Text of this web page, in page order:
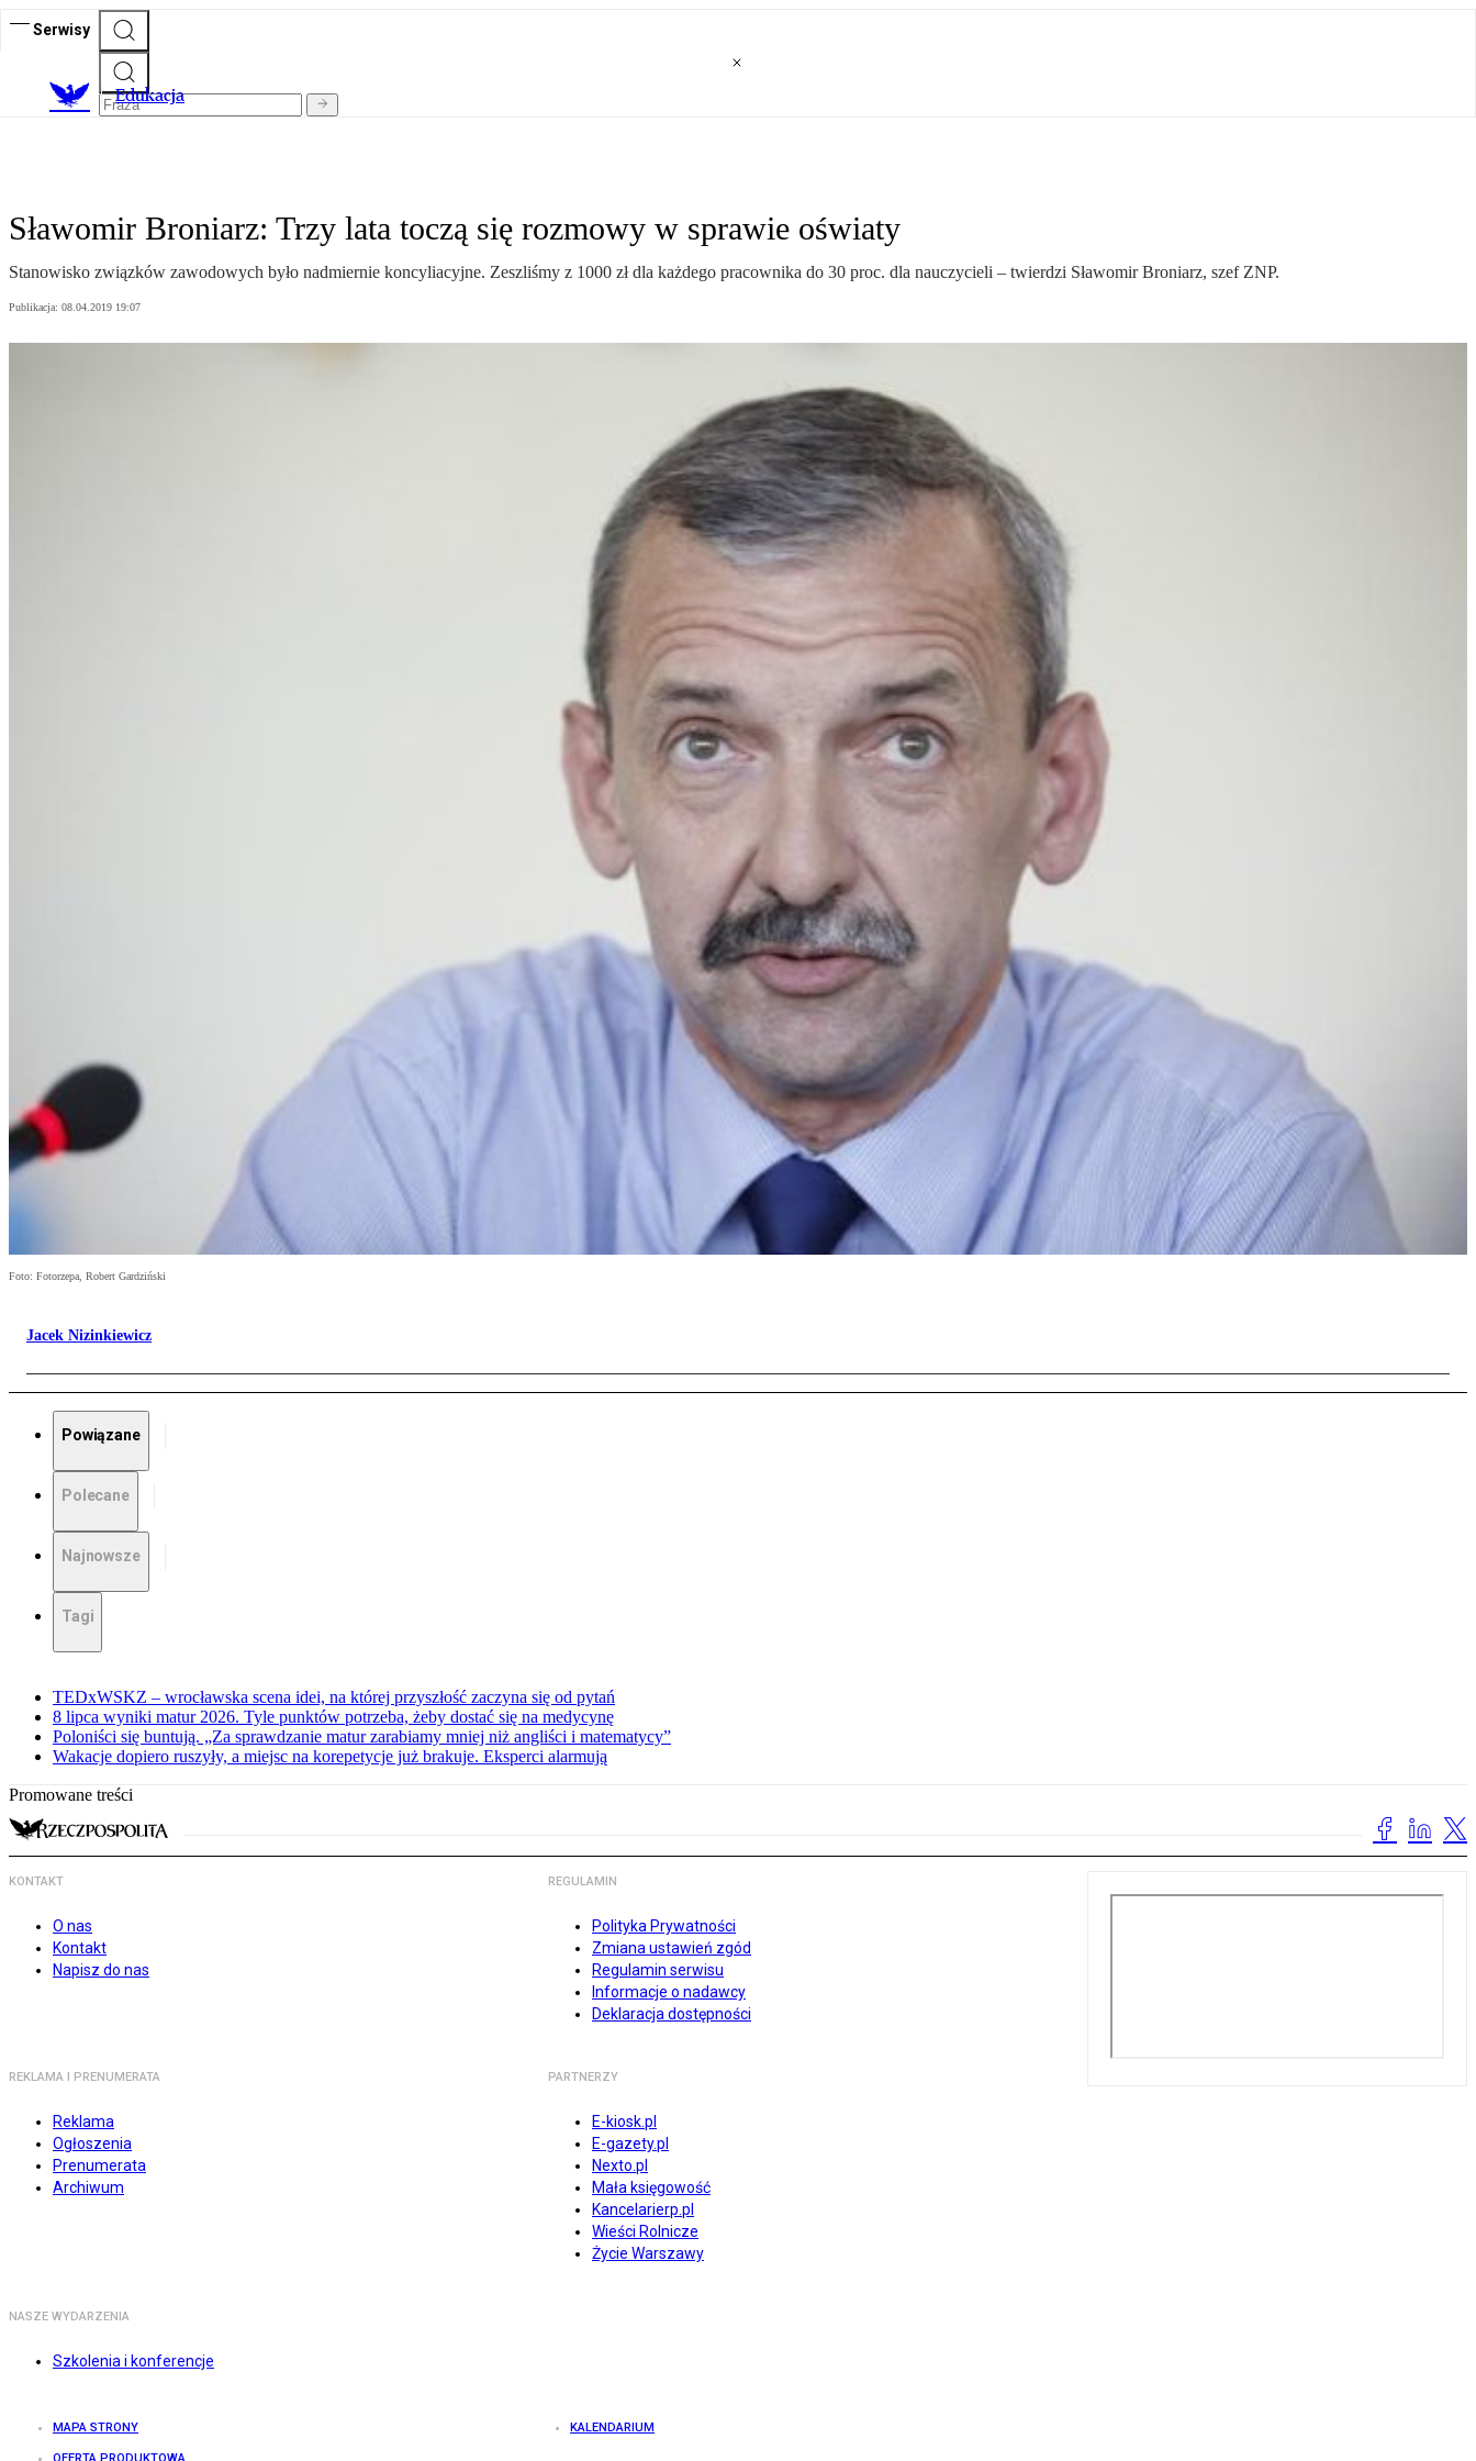
Serwisy
Edukacja
Sławomir Broniarz: Trzy lata toczą się rozmowy w sprawie oświaty
Stanowisko związków zawodowych było nadmiernie koncyliacyjne. Zeszliśmy z 1000 zł dla każdego pracownika do 30 proc. dla nauczycieli – twierdzi Sławomir Broniarz, szef ZNP.
Publikacja: 08.04.2019 19:07
Foto: Fotorzepa, Robert Gardziński
Jacek Nizinkiewicz
Powiązane
Polecane
Najnowsze
Tagi
TEDxWSKZ – wrocławska scena idei, na której przyszłość zaczyna się od pytań
8 lipca wyniki matur 2026. Tyle punktów potrzeba, żeby dostać się na medycynę
Poloniści się buntują. „Za sprawdzanie matur zarabiamy mniej niż angliści i matematycy”
Wakacje dopiero ruszyły, a miejsc na korepetycje już brakuje. Eksperci alarmują
Promowane treści
KONTAKT
O nas
Kontakt
Napisz do nas
REGULAMIN
Polityka Prywatności
Zmiana ustawień zgód
Regulamin serwisu
Informacje o nadawcy
Deklaracja dostępności
REKLAMA I PRENUMERATA
Reklama
Ogłoszenia
Prenumerata
Archiwum
PARTNERZY
E-kiosk.pl
E-gazety.pl
Nexto.pl
Mała księgowość
Kancelarierp.pl
Wieści Rolnicze
Życie Warszawy
NASZE WYDARZENIA
Szkolenia i konferencje
MAPA STRONY KALENDARIUM